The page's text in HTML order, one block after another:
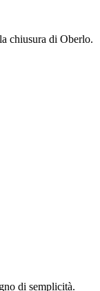
chiusura di Oberlo.
di semplicità.